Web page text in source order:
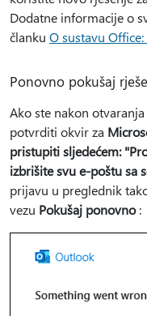
Dodatne informacije o
članku O sustavu
Ponovno pokušaj
Ako ste nakon
potvrditi okvir za
pristupiti sljedećem:
izbrišite svu e-poštu sa
prijavu u preglednik
vezu Pokušaj ponovno: